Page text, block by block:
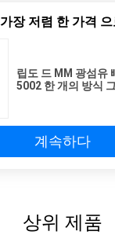
가장 저렴 한 가격
립도 드 MM 광섬유
5002 한 개의 방식
계속하다
상위 제품